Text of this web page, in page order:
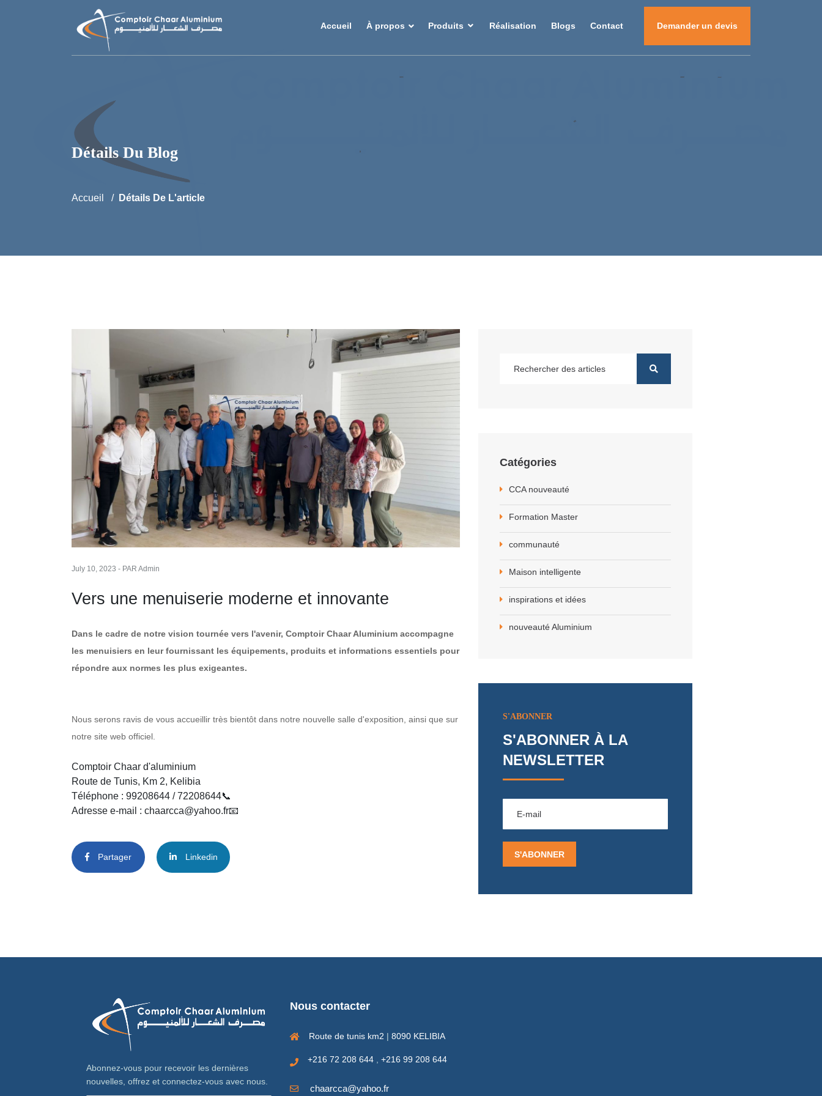
Accueil À propos Produits Réalisation Blogs Contact Demander un devis
Détails Du Blog
Accueil Détails De L'article
July 10, 2023 - PAR Admin
Vers une menuiserie moderne et innovante
Dans le cadre de notre vision tournée vers l'avenir, Comptoir Chaar Aluminium accompagne
les menuisiers en leur fournissant les équipements, produits et informations essentiels pour
répondre aux normes les plus exigeantes.
Nous serons ravis de vous accueillir très bientôt dans notre nouvelle salle d'exposition, ainsi que sur
notre site web officiel.
Comptoir Chaar d'aluminium
Route de Tunis, Km 2, Kelibia
Téléphone : 99208644 / 72208644📞
Adresse e-mail : chaarcca@yahoo.fr📧
Partager Linkedin
Catégories
CCA nouveauté
Formation Master
communauté
Maison intelligente
inspirations et idées
nouveauté Aluminium
S'ABONNER
S'ABONNER À LA
NEWSLETTER
Abonnez-vous pour recevoir les dernières
nouvelles, offrez et connectez-vous avec nous.
Nous contacter
Route de tunis km2 | 8090 KELIBIA
+216 72 208 644 +216 99 208 644
chaarcca@yahoo.fr